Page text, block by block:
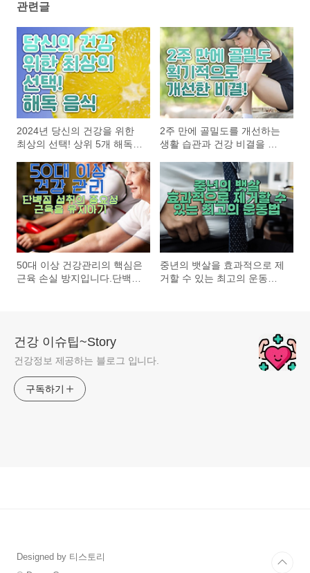
관련글
2024년 당신의 건강을 위한
최상의 선택! 상위 5개 해독
거하고, 건강한 생활을 되찾
으세요. 건강한 몸, 깨끗한 체
내 환경을 경험하실 수 있습
니다.
2주 만에 골밀도를 개선하는
생활 습관과 건강 비결을 알
과적인 운동 방법 등을 통해
여러분의 건강을 지키는 방법
을 제공합니다.
50대 이상 건강관리의 핵심은
근육 손실 방지입니다.단백질
요.
중년의 뱃살을 효과적으로 제
거할 수 있는 최고의 운동법!
건강 이슈팁~Story
건강정보 제공하는 블로그 입니다.
구독하기
Designed by 티스토리